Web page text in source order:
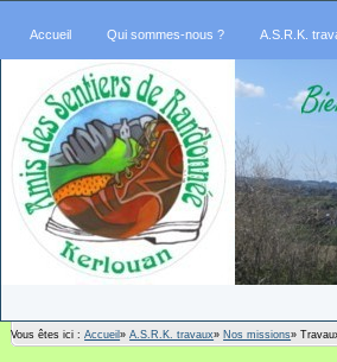
Accueil Qui sommes-nous ? A.S.R.K.
Vous êtes ici :Accueil»A.S.R.K. travaux» Nos missions»